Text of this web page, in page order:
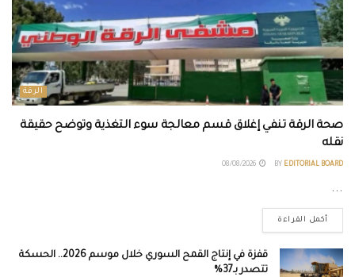
الرقة
صحة الرقة تنفي إغلاق قسم معالجة سوء التغذية وتوضح حقيقة
نقله
BY EDITORIAL BOARD
...
أكمل القراءة
قفزة في إنتاج القمح السوري خلال موسم 2026.. الحسكة
تتصدر بـ37%